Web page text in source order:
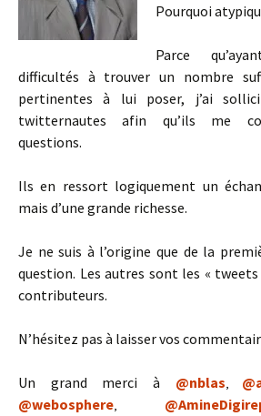
Pourquoi
Parce
difficultés à trouver un nombre
pertinentes à lui poser, j’ai
twitternautes afin qu’ils me
questions.
Ils en ressort logiquement un
mais d’une grande richesse.
Je ne suis à l’origine que de la
question. Les autres sont les «
contributeurs.
N’hésitez pas à laisser vos
Un grand merci à @nblas,
@webosphere,